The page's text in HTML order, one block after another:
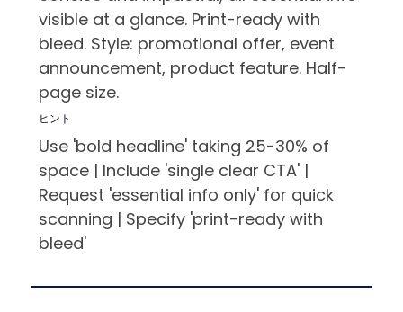
visible at a glance. Print-ready with
bleed. Style: promotional offer, event
announcement, product feature. Half-
page size.
ヒント
Use 'bold headline' taking 25-30% of
space | Include 'single clear CTA' |
Request 'essential info only' for quick
scanning | Specify 'print-ready with
bleed'